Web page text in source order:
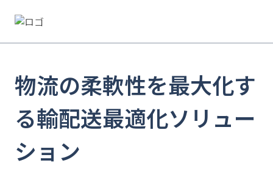
物流の柔軟性を最大化す
る輸配送最適化ソリュー
ション